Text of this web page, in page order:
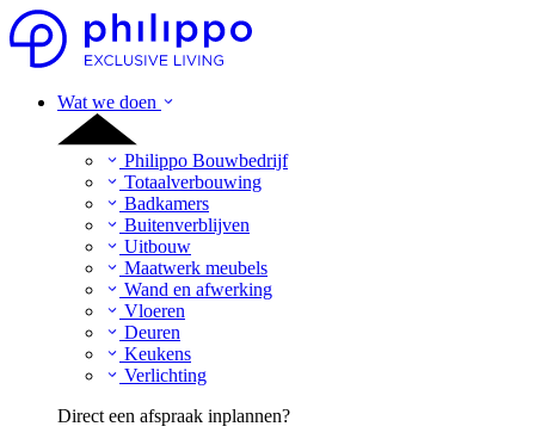
Wat we doen
Philippo Bouwbedrijf
Totaalverbouwing
Badkamers
Buitenverblijven
Uitbouw
Maatwerk meubels
Wand en afwerking
Vloeren
Deuren
Keukens
Verlichting
Direct een afspraak inplannen?